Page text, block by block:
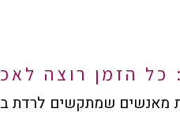
הזמן רוצה
מאנשים שמתקשים לרדת